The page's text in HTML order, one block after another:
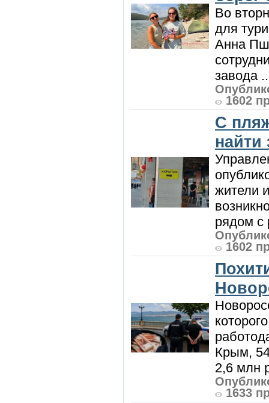
Во
для
Анна
завода
1602
С
жители
рядом с
1602
Крым,
2,6 млн
1633